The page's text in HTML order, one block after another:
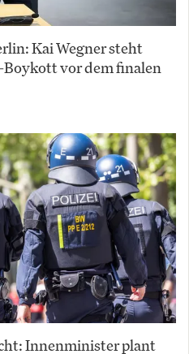
Kai Wegner steht
Boykott vor dem finalen
Innenminister plant